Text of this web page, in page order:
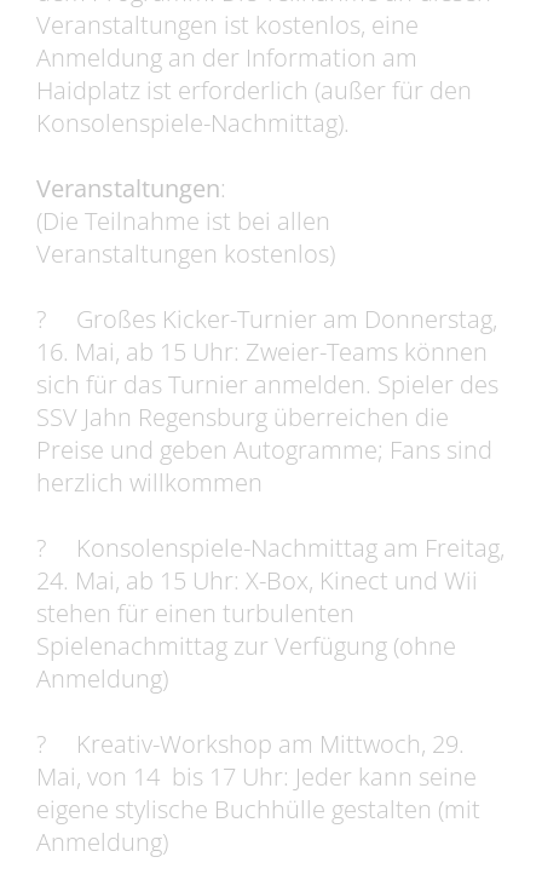
Veranstaltungen ist kostenlos, eine
Anmeldung an der Information am
Haidplatz ist erforderlich (außer für den
Konsolenspiele-Nachmittag).
Veranstaltungen:
(Die Teilnahme ist bei allen
Veranstaltungen kostenlos)
? Großes Kicker-Turnier am Donnerstag,
16. Mai, ab 15 Uhr: Zweier-Teams können
sich für das Turnier anmelden. Spieler des
SSV Jahn Regensburg überreichen die
Preise und geben Autogramme; Fans sind
herzlich willkommen
? Konsolenspiele-Nachmittag am Freitag,
24. Mai, ab 15 Uhr: X-Box, Kinect und Wii
stehen für einen turbulenten
Spielenachmittag zur Verfügung (ohne
Anmeldung)
? Kreativ-Workshop am Mittwoch, 29.
Mai, von 14 bis 17 Uhr: Jeder kann seine
eigene stylische Buchhülle gestalten (mit
Anmeldung)